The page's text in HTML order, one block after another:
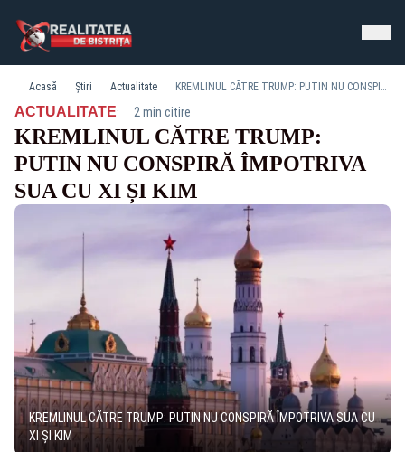
Acasă Știri Actualitate KREMLINUL CĂTRE TRUMP: PUTIN NU CONSPIRĂ ÎMPOTRIVA SUA CU XI ȘI KIM
ACTUALITATE· 2 min citire
KREMLINUL CĂTRE TRUMP:
PUTIN NU CONSPIRĂ ÎMPOTRIVA
SUA CU XI ȘI KIM
KREMLINUL CĂTRE TRUMP: PUTIN NU CONSPIRĂ ÎMPOTRIVA SUA CU
XI ȘI KIM